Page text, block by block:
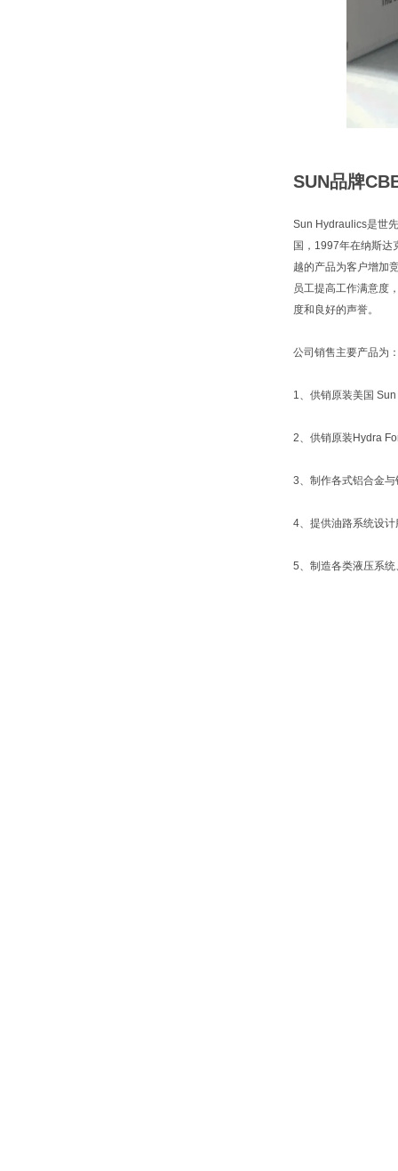
SUN品牌
Sun Hydraulics是世
国，1997年在纳斯达
越的产品为客户增加
员工提高工作满意度
度和良好的声誉。
公司销售主要产品为
1、供销原装美国
2、供销原装Hydra
3、制作各式铝合金与
4、提供油路系统设
5、制造各类液压系